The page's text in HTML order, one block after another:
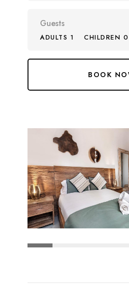
Guests
ADULTS 1 CHILDREN 0